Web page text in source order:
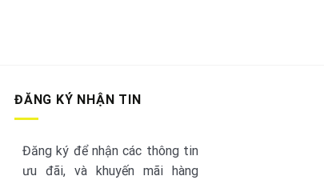
ĐĂNG KÝ NHẬN TIN
Đăng ký để nhận các thông tin
ưu đãi, và khuyến mãi hàng